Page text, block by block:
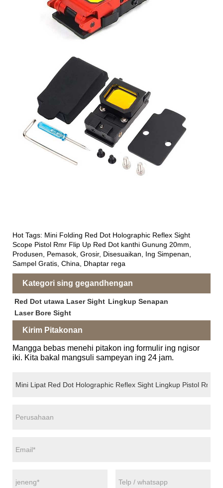
Hot Tags: Mini Folding Red Dot Holographic Reflex Sight
Scope Pistol Rmr Flip Up Red Dot kanthi Gunung 20mm,
Produsen, Pemasok, Grosir, Disesuaikan, Ing Simpenan,
Sampel Gratis, China, Dhaptar rega
Kategori sing gegandhengan
Red Dot utawa Laser Sight Lingkup Senapan
Laser Bore Sight
Kirim Pitakonan
Mangga bebas menehi pitakon ing formulir ing ngisor
iki. Kita bakal mangsuli sampeyan ing 24 jam.